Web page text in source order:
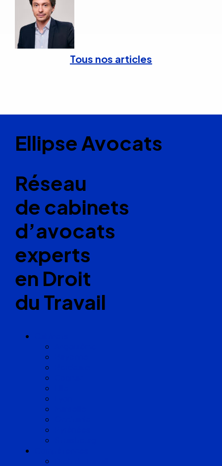
Tous nos articles
Ellipse Avocats
Réseau
de cabinets
d’avocats
experts
en Droit
du Travail